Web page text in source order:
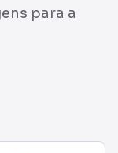
para a